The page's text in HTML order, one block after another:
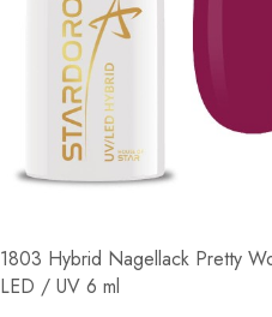
1803 Hybrid Nagellack Pretty
LED / UV 6 ml